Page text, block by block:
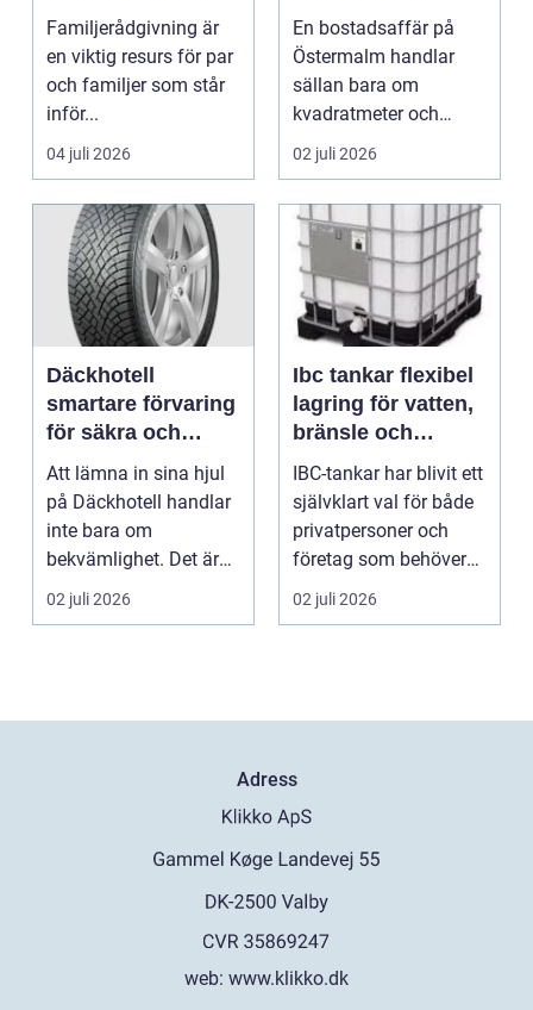
stöd för relationer
i kris
Familjerådgivning är
en viktig resurs för par
och familjer som står
inför...
04 juli 2026
partner för din
bostadsaffär
En bostadsaffär på
Östermalm handlar
sällan bara om
kvadratmeter och
adress. Om...
02 juli 2026
Däckhotell
smartare förvaring
för säkra och
hållbara däck
Att lämna in sina hjul
på Däckhotell handlar
inte bara om
bekvämlighet. Det är
också en fråga om
säk...
02 juli 2026
Ibc tankar flexibel
lagring för vatten,
bränsle och
avlopp
IBC-tankar har blivit ett
självklart val för både
privatpersoner och
företag som behöver
lagra eller...
02 juli 2026
Adress
web: www.klikko.dk